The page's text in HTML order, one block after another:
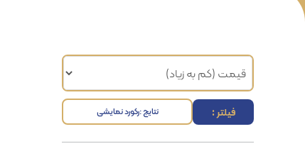
فیلتر : نتایج :رکورد نمایشی